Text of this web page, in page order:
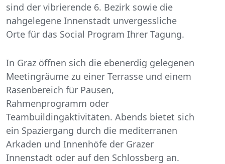
sind der vibrierende 6. Bezirk sowie die
nahgelegene Innenstadt unvergessliche
Orte für das Social Program Ihrer Tagung.
In Graz öffnen sich die ebenerdig gelegenen
Meetingräume zu einer Terrasse und einem
Rasenbereich für Pausen,
Rahmenprogramm oder
Teambuildingaktivitäten. Abends bietet sich
ein Spaziergang durch die mediterranen
Arkaden und Innenhöfe der Grazer
Innenstadt oder auf den Schlossberg an.